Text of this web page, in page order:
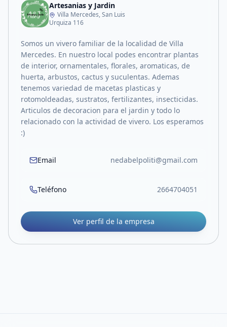
Artesanias y Jardin
Villa Mercedes, San Luis
Urquiza 116
Somos un vivero familiar de la localidad de Villa
Mercedes. En nuestro local podes encontrar plantas
de interior, ornamentales, florales, aromaticas, de
huerta, arbustos, cactus y suculentas. Ademas
tenemos variedad de macetas plasticas y
rotomoldeadas, sustratos, fertilizantes, insecticidas.
Articulos de decoracion para el jardin y todo lo
relacionado con la actividad de vivero. Los esperamos
:)
Email nedabelpoliti@gmail.com
Teléfono 2664704051
Ver perfil de la empresa